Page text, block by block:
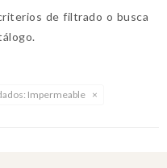
de filtrado o busca
Impermeable